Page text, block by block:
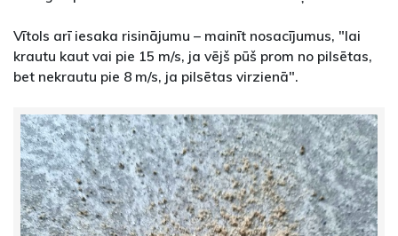
Vītols arī iesaka risinājumu – mainīt nosacījumus, "lai
krautu kaut vai pie 15 m/s, ja vējš pūš prom no pilsētas,
bet nekrautu pie 8 m/s, ja pilsētas virzienā".